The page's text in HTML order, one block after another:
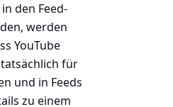
den Feed-
werden
YouTube
tatsächlich für
und in Feeds
zu einem